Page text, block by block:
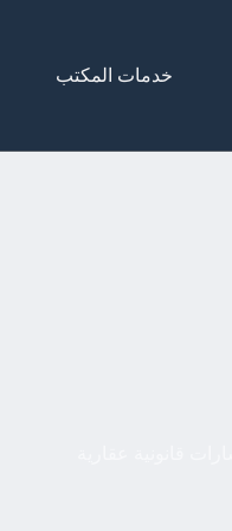
خدمات المكتب